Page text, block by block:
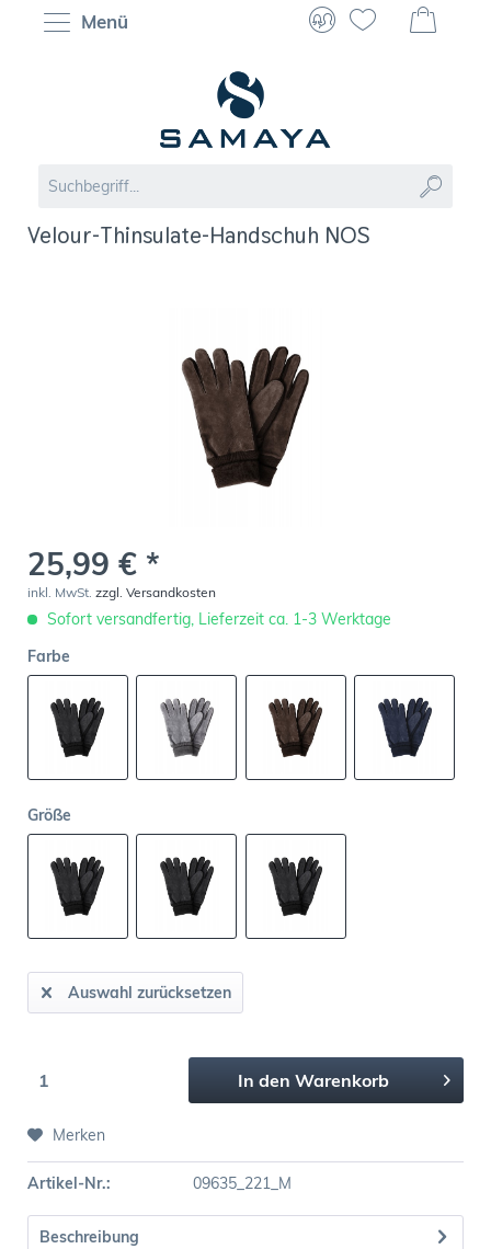
Menü
Velour-Thinsulate-Handschuh NOS
25,99 € *
inkl. MwSt. zzgl. Versandkosten
Sofort versandfertig, Lieferzeit ca. 1-3 Werktage
Farbe
Größe
Auswahl zurücksetzen
In den Warenkorb
Merken
Artikel-Nr.: 09635_221_M
Beschreibung